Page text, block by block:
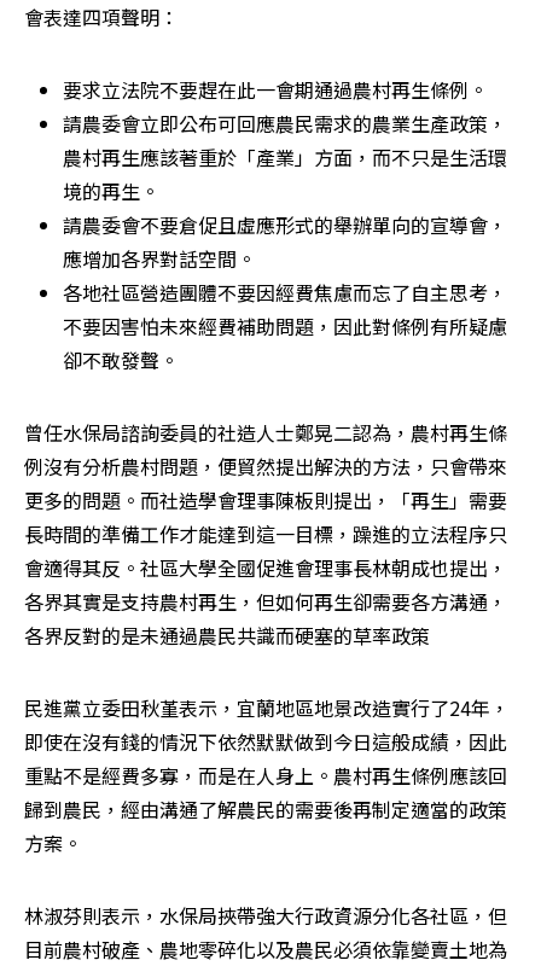
會表達四項聲明：
要求立法院不要趕在此一會期通過農村再生條例。
請農委會立即公布可回應農民需求的農業生產政策，
農村再生應該著重於「產業」方面，而不只是生活環
境的再生。
請農委會不要倉促且虛應形式的舉辦單向的宣導會，
應增加各界對話空間。
各地社區營造團體不要因經費焦慮而忘了自主思考，
不要因害怕未來經費補助問題，因此對條例有所疑慮
卻不敢發聲。
曾任水保局諮詢委員的社造人士鄭晃二認為，農村再生條
例沒有分析農村問題，便貿然提出解決的方法，只會帶來
更多的問題。而社造學會理事陳板則提出，「再生」需要
長時間的準備工作才能達到這一目標，躁進的立法程序只
會適得其反。社區大學全國促進會理事長林朝成也提出，
各界其實是支持農村再生，但如何再生卻需要各方溝通，
各界反對的是未通過農民共識而硬塞的草率政策
民進黨立委田秋堇表示，宜蘭地區地景改造實行了24年，
即使在沒有錢的情況下依然默默做到今日這般成績，因此
重點不是經費多寡，而是在人身上。農村再生條例應該回
歸到農民，經由溝通了解農民的需要後再制定適當的政策
方案。
林淑芬則表示，水保局挾帶強大行政資源分化各社區，但
目前農村破產、農地零碎化以及農民必須依靠變賣土地為